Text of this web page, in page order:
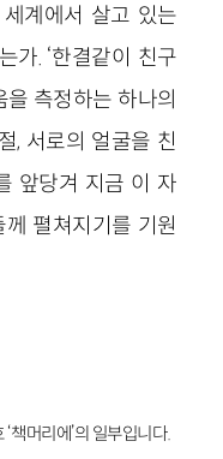
계에서 살고 있는
가. ‘한결같이 친구
측정하는 하나의
, 서로의 얼굴을 친
앞당겨 지금 이 자
펼쳐지기를 기원
책머리에’의 일부입니다.